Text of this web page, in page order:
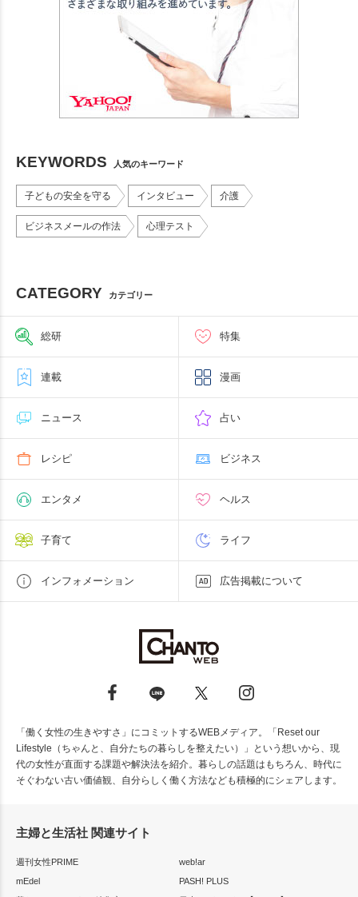
KEYWORDS 人気のキーワード
子どもの安全を守る インタビュー 介護
ビジネスメールの作法 心理テスト
CATEGORY カテゴリー
総研 特集
連載 漫画
ニュース 占い
レシピ ビジネス
エンタメ ヘルス
子育て ライフ
インフォメーション 広告掲載について
「働く女性の生きやすさ」にコミットするWEBメディア。「Reset our
Lifestyle（ちゃんと、自分たちの暮らしを整えたい）」という想いから、現
代の女性が直面する課題や解決法を紹介。暮らしの話題はもちろん、時代に
そぐわない古い価値観、自分らしく働く方法なども積極的にシェアします。
主婦と生活社 関連サイト
週刊女性PRIME
web!ar
mEdel
PASH! PLUS